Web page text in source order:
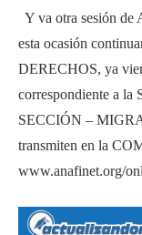
Y va otra sesión
esta ocasión
DERECHOS, ya
correspondiente a
SECCIÓN –
transmiten en la
www.anafinet.org/